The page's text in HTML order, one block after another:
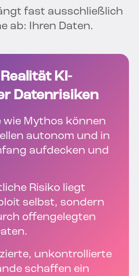
fast ausschließlich
ab: Ihren Daten.
KI-
Datenrisiken
wie Mythos können
autonom und in
aufdecken und
Risiko liegt
selbst, sondern
offengelegten
unkontrollierte
schaffen ein